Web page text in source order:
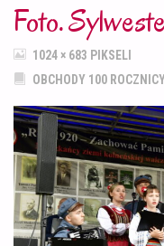
Foto.
PEŁNY
ROZMIAR
1024 × 683 PIKSELI
OBCHODY 100